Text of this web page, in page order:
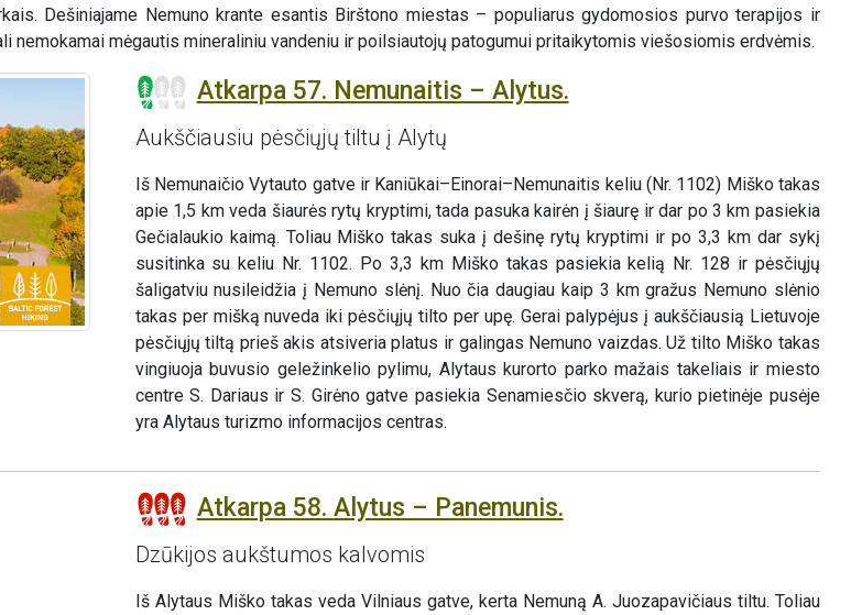
Dešiniajame Nemuno krante esantis Birštono miestas – populiarus gydomosios purvo terapijos ir
nemokamai mėgautis mineraliniu vandeniu ir poilsiautojų patogumui pritaikytomis viešosiomis erdvėmis.
Atkarpa 57. Nemunaitis – Alytus.
Aukščiausiu pėsčiųjų tiltu į Alytų
Iš Nemunaičio Vytauto gatve ir Kaniūkai–Einorai–Nemunaitis keliu (Nr. 1102) Miško takas
apie 1,5 km veda šiaurės rytų kryptimi, tada pasuka kairėn į šiaurę ir dar po 3 km pasiekia
Gečialaukio kaimą. Toliau Miško takas suka į dešinę rytų kryptimi ir po 3,3 km dar sykį
susitinka su keliu Nr. 1102. Po 3,3 km Miško takas pasiekia kelią Nr. 128 ir pėsčiųjų
šaligatviu nusileidžia į Nemuno slėnį. Nuo čia daugiau kaip 3 km gražus Nemuno slėnio
takas per mišką nuveda iki pėsčiųjų tilto per upę. Gerai palypėjus į aukščiausią Lietuvoje
pėsčiųjų tiltą prieš akis atsiveria platus ir galingas Nemuno vaizdas. Už tilto Miško takas
vingiuoja buvusio geležinkelio pylimu, Alytaus kurorto parko mažais takeliais ir miesto
centre S. Dariaus ir S. Girėno gatve pasiekia Senamiesčio skverą, kurio pietinėje pusėje
yra Alytaus turizmo informacijos centras.
Atkarpa 58. Alytus – Panemunis.
Dzūkijos aukštumos kalvomis
Iš Alytaus Miško takas veda Vilniaus gatve, kerta Nemuną A. Juozapavičiaus tiltu. Toliau